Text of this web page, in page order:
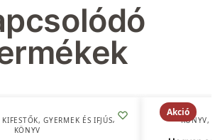
,GYERMEK ÉS IFJÚSÁG,
KÖNYV
Akció
KÖNYV,